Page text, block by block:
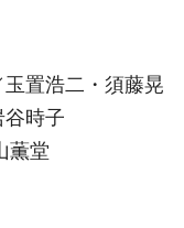
置浩二・須藤晃
時子
堂